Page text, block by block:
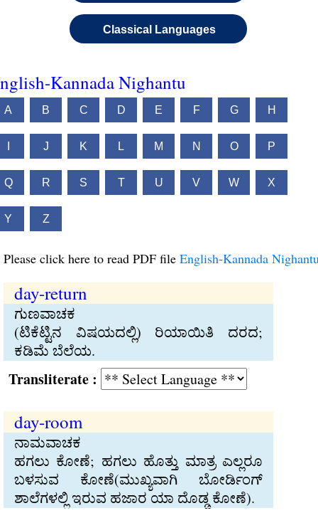
Classical Languages
Kannada Nighantu
A B C D E F G H
J K L M N O P
Q R S T U V W X
Y Z
Please click here to read PDF file English-Kannada
day-return
ಗುಣವಾಚಕ
(ಟಿಕೆಟ್ಟಿನ ವಿಷಯದಲ್ಲಿ) ರಿಯಾಯಿತಿ ದರದ;
ಕಡಿಮೆ ಬೆಲೆಯ.
:
day-room
ನಾಮವಾಚಕ
ಹಗಲು ಕೋಣೆ; ಹಗಲು ಹೊತ್ತು ಮಾತ್ರ ಎಲ್ಲರೂ
ಬಳಸುವ ಕೋಣೆ(ಮುಖ್ಯವಾಗಿ ಬೋರ್ಡಿಂಗ್‍
ಶಾಲೆಗಳಲ್ಲಿ ಇರುವ ಹಜಾರ ಯಾ ದೊಡ್ಡ ಕೋಣೆ).